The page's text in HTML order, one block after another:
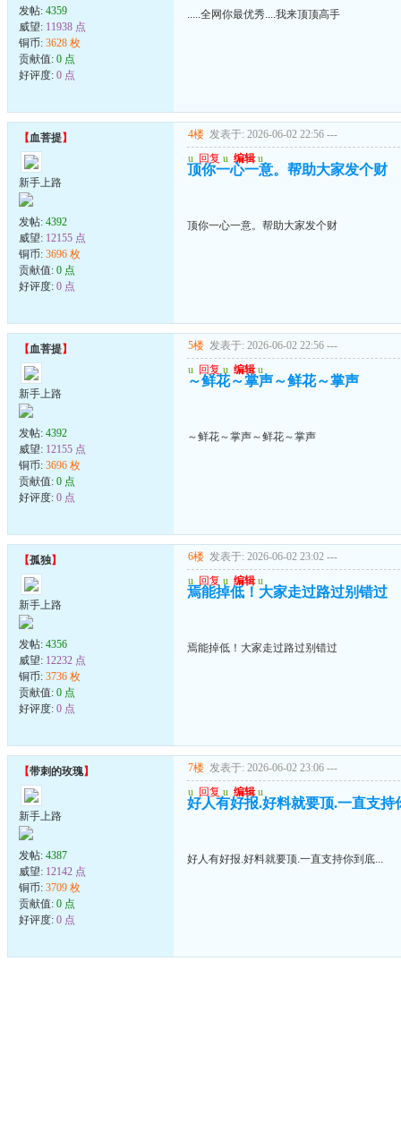
发帖: 4359
威望: 11938 点
铜币: 3628 枚
贡献值: 0 点
好评度: 0 点
.....全网你最优秀....我来顶顶高手
【血菩提】
新手上路
发帖: 4392
威望: 12155 点
铜币: 3696 枚
贡献值: 0 点
好评度: 0 点
4楼 发表于: 2026-06-02 22:56 ---
u 回复 u 编辑 u
顶你一心一意。帮助大家发个财
顶你一心一意。帮助大家发个财
【血菩提】
新手上路
发帖: 4392
威望: 12155 点
铜币: 3696 枚
贡献值: 0 点
好评度: 0 点
5楼 发表于: 2026-06-02 22:56 ---
u 回复 u 编辑 u
～鲜花～掌声～鲜花～掌声
～鲜花～掌声～鲜花～掌声
【孤独】
新手上路
发帖: 4356
威望: 12232 点
铜币: 3736 枚
贡献值: 0 点
好评度: 0 点
6楼 发表于: 2026-06-02 23:02 ---
u 回复 u 编辑 u
焉能掉低！大家走过路过别错过
焉能掉低！大家走过路过别错过
【带刺的玫瑰】
新手上路
发帖: 4387
威望: 12142 点
铜币: 3709 枚
贡献值: 0 点
好评度: 0 点
7楼 发表于: 2026-06-02 23:06 ---
u 回复 u 编辑 u
好人有好报.好料就要顶.一直支持
好人有好报.好料就要顶.一直支持你到底...